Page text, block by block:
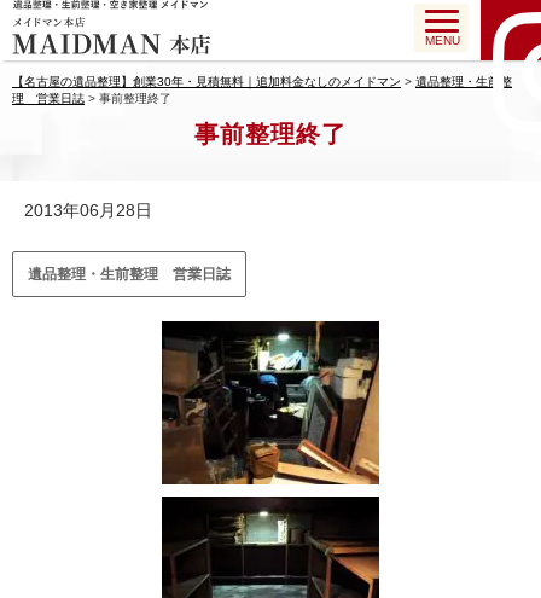
MENU
【名古屋の遺品整理】創業30年・見積無料｜追加料金なしのメイドマン > 遺品整理・生前整
理 営業日誌 > 事前整理終了
事前整理終了
2013年06月28日
遺品整理・生前整理 営業日誌